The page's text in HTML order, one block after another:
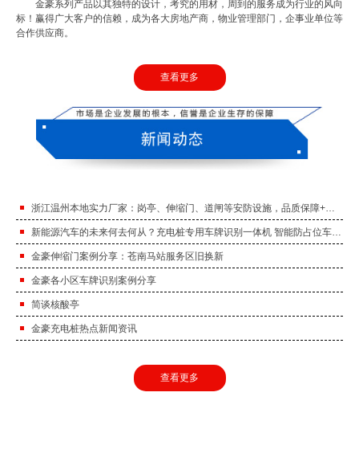
金豪系列产品以其独特的设计，考究的用材，周到的服务成为行业的风向
标！赢得广大客户的信赖，成为各大房地产商，物业管理部门，企事业单位等
合作供应商。
查看更多
浙江温州本地实力厂家：岗亭、伸缩门、道闸等安防设施，品质保障+售后及时！
新能源汽车的未来何去何从？充电桩专用车牌识别一体机 智能防占位车牌识别。
金豪伸缩门案例分享：苍南马站服务区旧换新
金豪各小区车牌识别案例分享
简谈核酸亭
金豪充电桩热点新闻资讯
查看更多